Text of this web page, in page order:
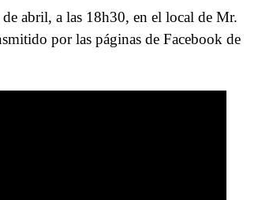
abril, a las 18h30, en el local de Mr.
por las páginas de Facebook de